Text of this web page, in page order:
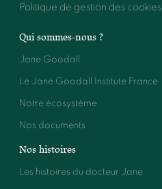
Politique de gestion des cookies
Qui sommes-nous ?
Jane Goodall
Le Jane Goodall Institute France
Notre écosystème
Nos documents
Nos histoires
Les histoires du docteur Jane